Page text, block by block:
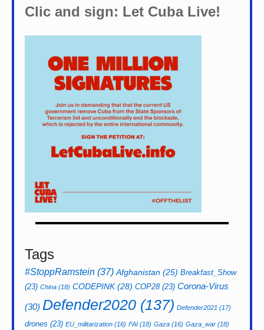
Clic and sign: Let Cuba Live!
Tags
#StoppRamstein (37) Afghanistan (25) Breakfast_Show
(23) China (18) CODEPINK(28) COP28(23) Corona-Virus
(30) Defender2020 (137) Defender2021 (17)
drones (23) EU_militarization (16) FAI (18) Gaza (16) Gaza_war (18)